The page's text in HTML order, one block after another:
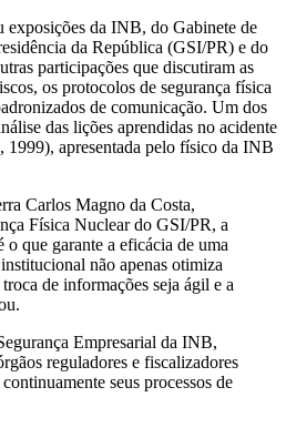
exposições da INB, do Gabinete de
da República (GSI/PR) e do
participações que discutiram as
os protocolos de segurança física
de comunicação. Um dos
das lições aprendidas no acidente
1999), apresentada pelo físico da INB
Carlos Magno da Costa,
Física Nuclear do GSI/PR, a
o que garante a eficácia de uma
não apenas otimiza
de informações seja ágil e a
Empresarial da INB,
reguladores e fiscalizadores
seus processos de